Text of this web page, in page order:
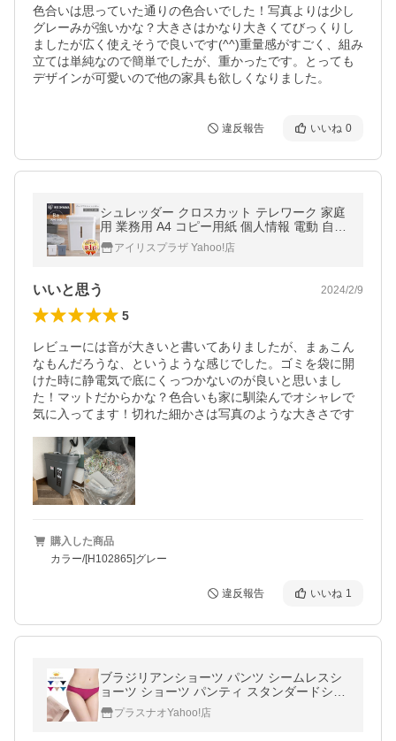
色合いは思っていた通りの色合いでした！写真よりは少し
グレーみが強いかな？大きさはかなり大きくてびっくりし
ましたが広く使えそうで良いです(^^)重量感がすごく、組み
立ては単純なので簡単でしたが、重かったです。とっても
デザインが可愛いので他の家具も欲しくなりました。
違反報告 いいね 0
シュレッダー クロスカット テレワーク 家庭
用 業務用 A4 コピー用紙 個人情報 電動 自動
オフィス PS-A8C アイリスオーヤマ 安心延
長保証対象
アイリスプラザ Yahoo!店
いいと思う 2024/2/9
5
レビューには音が大きいと書いてありましたが、まぁこん
なもんだろうな、というような感じでした。ゴミを袋に開
けた時に静電気で底にくっつかないのが良いと思いまし
た！マットだからかな？色合いも家に馴染んでオシャレで
気に入ってます！切れた細かさは写真のような大きさです
購入した商品
カラー/[H102865]グレー
違反報告 いいね 1
ブラジリアンショーツ パンツ シームレスシ
ョーツ ショーツ パンティ スタンダードショ
ーツ シンプル 無地 響きにくい フルバックシ
ョーツ インナー
プラスナオYahoo!店